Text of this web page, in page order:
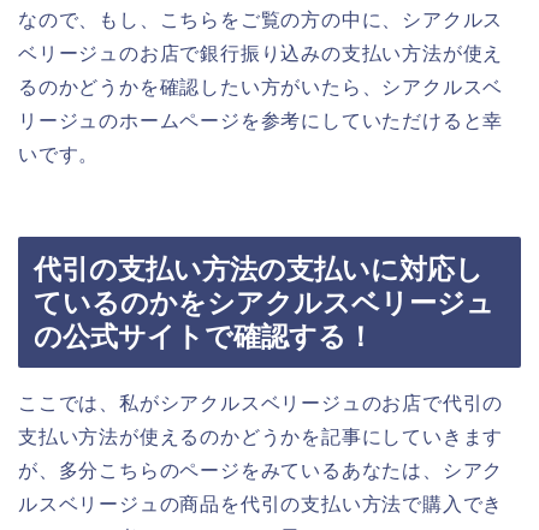
なので、もし、こちらをご覧の方の中に、シアクルス
ベリージュのお店で銀行振り込みの支払い方法が使え
るのかどうかを確認したい方がいたら、シアクルスベ
リージュのホームページを参考にしていただけると幸
いです。
代引の支払い方法の支払いに対応し
ているのかをシアクルスベリージュ
の公式サイトで確認する！
ここでは、私がシアクルスベリージュのお店で代引の
支払い方法が使えるのかどうかを記事にしていきます
が、多分こちらのページをみているあなたは、シアク
ルスベリージュの商品を代引の支払い方法で購入でき